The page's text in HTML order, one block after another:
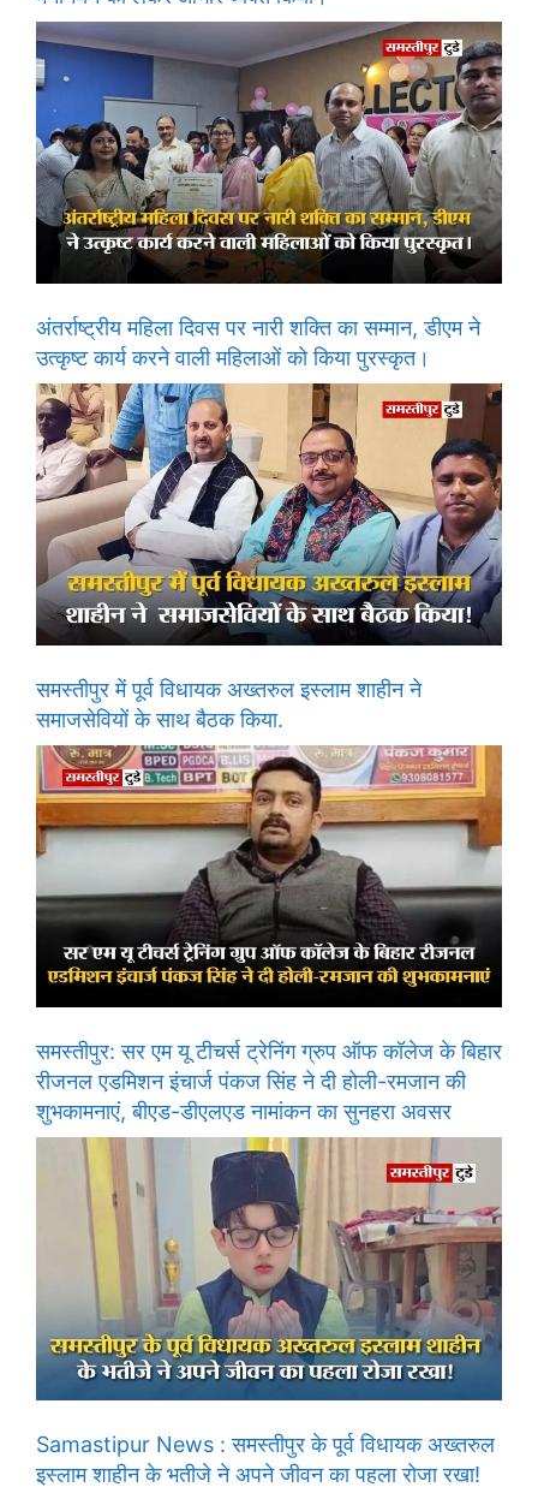
अंतर्राष्ट्रीय महिला दिवस पर नारी शक्ति का सम्मान, डीएम ने
उत्कृष्ट कार्य करने वाली महिलाओं को किया पुरस्कृत।
समस्तीपुर में पूर्व विधायक अख्तरुल इस्लाम शाहीन ने
समाजसेवियों के साथ बैठक किया.
समस्तीपुर: सर एम यू टीचर्स ट्रेनिंग ग्रुप ऑफ कॉलेज के बिहार
रीजनल एडमिशन इंचार्ज पंकज सिंह ने दी होली-रमजान की
शुभकामनाएं, बीएड-डीएलएड नामांकन का सुनहरा अवसर
Samastipur News : समस्तीपुर के पूर्व विधायक अख्तरुल
इस्लाम शाहीन के भतीजे ने अपने जीवन का पहला रोजा रखा!